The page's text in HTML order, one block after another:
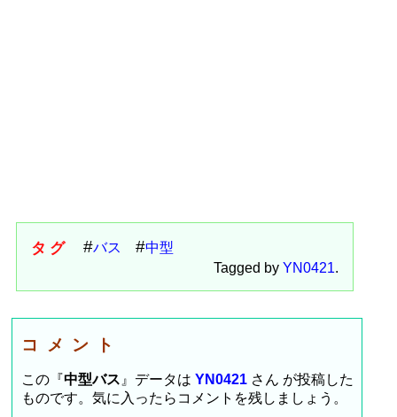
タグ バス
中型
Tagged by YN0421.
コメント
この『中型バス 』データはYN0421 さん が投稿した
ものです。気に入ったらコメントを残しましょう。